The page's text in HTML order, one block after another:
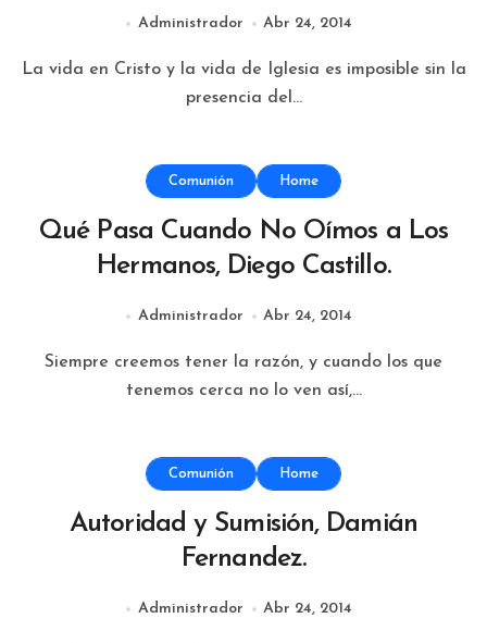
Administrador Abr 24, 2014
La vida en Cristo y la vida de Iglesia es imposible sin la
presencia del...
Comunión Home
Qué Pasa Cuando No Oímos a Los
Hermanos, Diego Castillo.
Administrador Abr 24, 2014
Siempre creemos tener la razón, y cuando los que
tenemos cerca no lo ven así,...
Comunión Home
Autoridad y Sumisión, Damián
Fernandez.
Administrador Abr 24, 2014